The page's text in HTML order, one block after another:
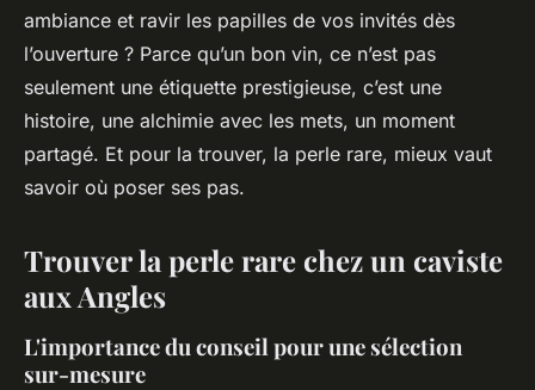
ambiance et ravir les papilles de vos invités dès
l’ouverture ? Parce qu’un bon vin, ce n’est pas
seulement une étiquette prestigieuse, c’est une
histoire, une alchimie avec les mets, un moment
partagé. Et pour la trouver, la perle rare, mieux vaut
savoir où poser ses pas.
Trouver la perle rare chez un caviste
aux Angles
L'importance du conseil pour une sélection
sur-mesure